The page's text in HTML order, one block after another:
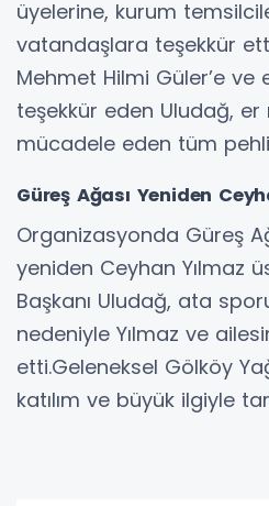
üyelerine, kurum
vatandaşlara teşekkür
Mehmet Hilmi Güler’e
teşekkür eden Uludağ, er
mücadele eden tüm
Güreş Ağası Yeniden
Organizasyonda Güreş
yeniden Ceyhan Yılmaz
Başkanı Uludağ, ata
nedeniyle Yılmaz ve
etti.Geleneksel Gölköy
katılım ve büyük ilgiyle